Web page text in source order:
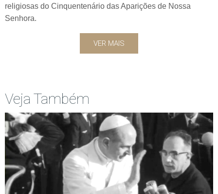
religiosas do Cinquentenário das Aparições de Nossa
Senhora.
VER MAIS
Veja Também